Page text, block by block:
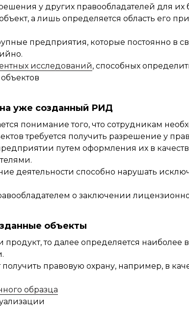
у других правообладателей для
а лишь определяется область его
предприятия, которые постоянно в
исследований, способных
уже созданный РИД
понимание того, что сотрудникам
требуется получить разрешение у
путем оформления их в
деятельности способно нарушать
о заключении
объекты
то далее определяется наиболее
правовую охрану, например, в
образца